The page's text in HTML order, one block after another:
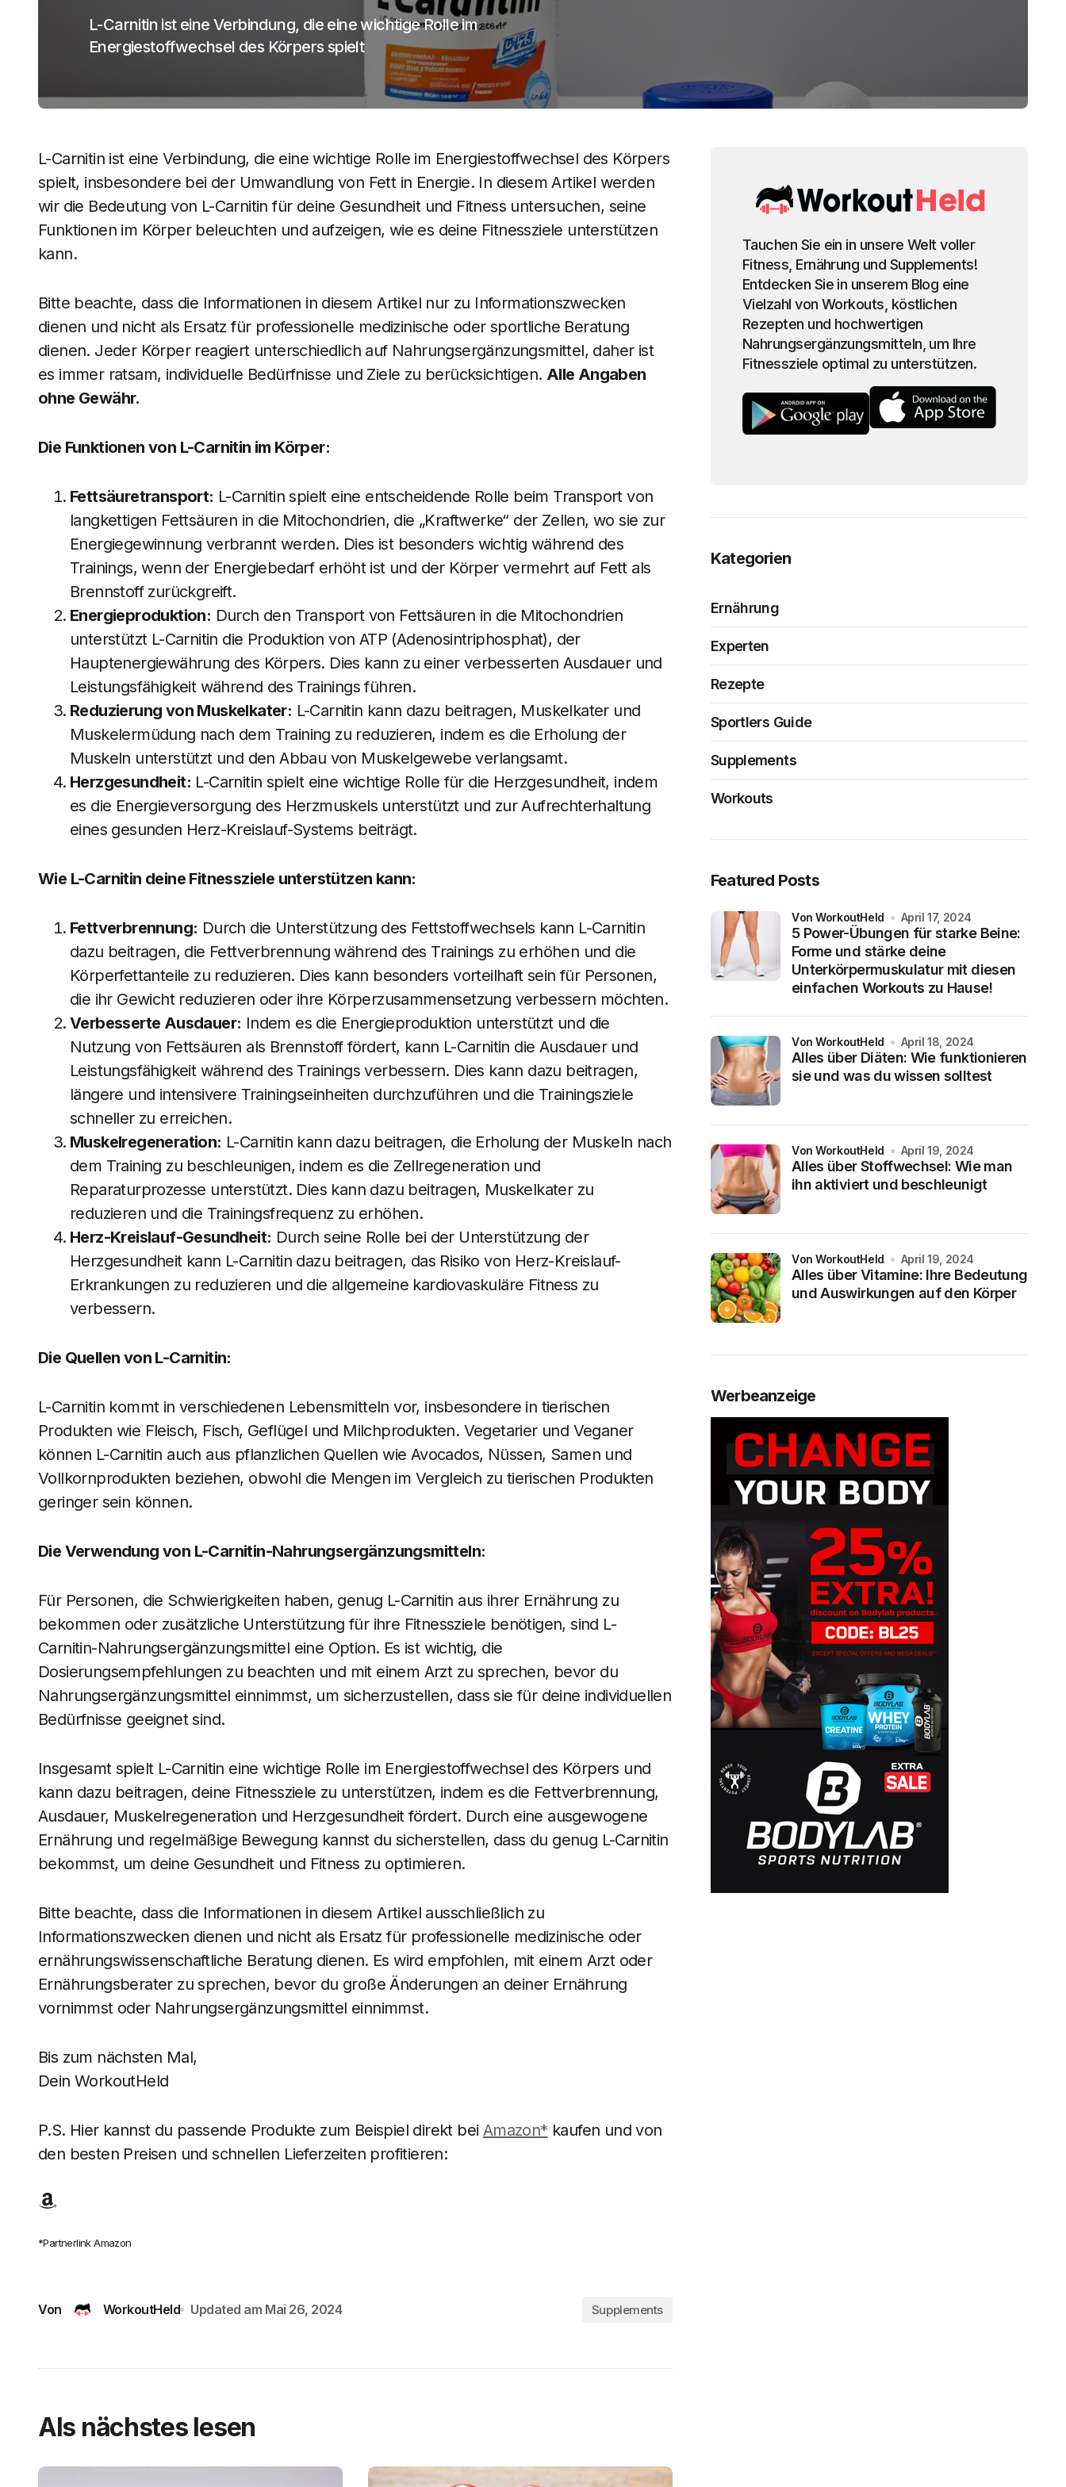
L-Carnitin ist eine Verbindung, die eine wichtige Rolle im
Energiestoffwechsel des Körpers spielt
L-Carnitin ist eine Verbindung, die eine wichtige Rolle im Energiestoffwechsel des Körpers
spielt, insbesondere bei der Umwandlung von Fett in Energie. In diesem Artikel werden
wir die Bedeutung von L-Carnitin für deine Gesundheit und Fitness untersuchen, seine
Funktionen im Körper beleuchten und aufzeigen, wie es deine Fitnessziele unterstützen
kann.
Bitte beachte, dass die Informationen in diesem Artikel nur zu Informationszwecken
dienen und nicht als Ersatz für professionelle medizinische oder sportliche Beratung
dienen. Jeder Körper reagiert unterschiedlich auf Nahrungsergänzungsmittel, daher ist
es immer ratsam, individuelle Bedürfnisse und Ziele zu berücksichtigen. Alle Angaben
ohne Gewähr.
Die Funktionen von L-Carnitin im Körper:
Fettsäuretransport: L-Carnitin spielt eine entscheidende Rolle beim Transport von
langkettigen Fettsäuren in die Mitochondrien, die „Kraftwerke“ der Zellen, wo sie zur
Energiegewinnung verbrannt werden. Dies ist besonders wichtig während des
Trainings, wenn der Energiebedarf erhöht ist und der Körper vermehrt auf Fett als
Brennstoff zurückgreift.
Energieproduktion: Durch den Transport von Fettsäuren in die Mitochondrien
unterstützt L-Carnitin die Produktion von ATP (Adenosintriphosphat), der
Hauptenergiewährung des Körpers. Dies kann zu einer verbesserten Ausdauer und
Leistungsfähigkeit während des Trainings führen.
Reduzierung von Muskelkater: L-Carnitin kann dazu beitragen, Muskelkater und
Muskelermüdung nach dem Training zu reduzieren, indem es die Erholung der
Muskeln unterstützt und den Abbau von Muskelgewebe verlangsamt.
Herzgesundheit: L-Carnitin spielt eine wichtige Rolle für die Herzgesundheit, indem
es die Energieversorgung des Herzmuskels unterstützt und zur Aufrechterhaltung
eines gesunden Herz-Kreislauf-Systems beiträgt.
Wie L-Carnitin deine Fitnessziele unterstützen kann:
Fettverbrennung: Durch die Unterstützung des Fettstoffwechsels kann L-Carnitin
dazu beitragen, die Fettverbrennung während des Trainings zu erhöhen und die
Körperfettanteile zu reduzieren. Dies kann besonders vorteilhaft sein für Personen,
die ihr Gewicht reduzieren oder ihre Körperzusammensetzung verbessern möchten.
Verbesserte Ausdauer: Indem es die Energieproduktion unterstützt und die
Nutzung von Fettsäuren als Brennstoff fördert, kann L-Carnitin die Ausdauer und
Leistungsfähigkeit während des Trainings verbessern. Dies kann dazu beitragen,
längere und intensivere Trainingseinheiten durchzuführen und die Trainingsziele
schneller zu erreichen.
Muskelregeneration: L-Carnitin kann dazu beitragen, die Erholung der Muskeln nach
dem Training zu beschleunigen, indem es die Zellregeneration und
Reparaturprozesse unterstützt. Dies kann dazu beitragen, Muskelkater zu
reduzieren und die Trainingsfrequenz zu erhöhen.
Herz-Kreislauf-Gesundheit: Durch seine Rolle bei der Unterstützung der
Herzgesundheit kann L-Carnitin dazu beitragen, das Risiko von Herz-Kreislauf-
Erkrankungen zu reduzieren und die allgemeine kardiovaskuläre Fitness zu
verbessern.
Die Quellen von L-Carnitin:
L-Carnitin kommt in verschiedenen Lebensmitteln vor, insbesondere in tierischen
Produkten wie Fleisch, Fisch, Geflügel und Milchprodukten. Vegetarier und Veganer
können L-Carnitin auch aus pflanzlichen Quellen wie Avocados, Nüssen, Samen und
Vollkornprodukten beziehen, obwohl die Mengen im Vergleich zu tierischen Produkten
geringer sein können.
Die Verwendung von L-Carnitin-Nahrungsergänzungsmitteln:
Für Personen, die Schwierigkeiten haben, genug L-Carnitin aus ihrer Ernährung zu
bekommen oder zusätzliche Unterstützung für ihre Fitnessziele benötigen, sind L-
Carnitin-Nahrungsergänzungsmittel eine Option. Es ist wichtig, die
Dosierungsempfehlungen zu beachten und mit einem Arzt zu sprechen, bevor du
Nahrungsergänzungsmittel einnimmst, um sicherzustellen, dass sie für deine individuellen
Bedürfnisse geeignet sind.
Insgesamt spielt L-Carnitin eine wichtige Rolle im Energiestoffwechsel des Körpers und
kann dazu beitragen, deine Fitnessziele zu unterstützen, indem es die Fettverbrennung,
Ausdauer, Muskelregeneration und Herzgesundheit fördert. Durch eine ausgewogene
Ernährung und regelmäßige Bewegung kannst du sicherstellen, dass du genug L-Carnitin
bekommst, um deine Gesundheit und Fitness zu optimieren.
Bitte beachte, dass die Informationen in diesem Artikel ausschließlich zu
Informationszwecken dienen und nicht als Ersatz für professionelle medizinische oder
ernährungswissenschaftliche Beratung dienen. Es wird empfohlen, mit einem Arzt oder
Ernährungsberater zu sprechen, bevor du große Änderungen an deiner Ernährung
vornimmst oder Nahrungsergänzungsmittel einnimmst.
Bis zum nächsten Mal,
Dein WorkoutHeld
P.S. Hier kannst du passende Produkte zum Beispiel direkt bei Amazon* kaufen und von
den besten Preisen und schnellen Lieferzeiten profitieren:
*Partnerlink Amazon
Von WorkoutHeld Updated am Mai 26, 2024 Supplements
Als nächstes lesen
Tauchen Sie ein in unsere Welt voller
Fitness, Ernährung und Supplements!
Entdecken Sie in unserem Blog eine
Vielzahl von Workouts, köstlichen
Rezepten und hochwertigen
Nahrungsergänzungsmitteln, um Ihre
Fitnessziele optimal zu unterstützen.
Kategorien
Ernährung
Experten
Rezepte
Sportlers Guide
Supplements
Workouts
Featured Posts
5 Power-Übungen für starke Beine:
Forme und stärke deine
Unterkörpermuskulatur mit diesen
einfachen Workouts zu Hause!
von WorkoutHeld April 17, 2024
Alles über Diäten: Wie funktionieren
sie und was du wissen solltest
von WorkoutHeld April 18, 2024
Alles über Stoffwechsel: Wie man
ihn aktiviert und beschleunigt
von WorkoutHeld April 19, 2024
Alles über Vitamine: Ihre Bedeutung
und Auswirkungen auf den Körper
von WorkoutHeld April 19, 2024
Werbeanzeige